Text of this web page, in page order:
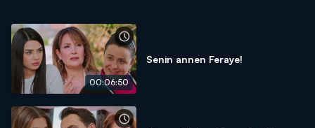
00:06:50
Senin annen Feraye!